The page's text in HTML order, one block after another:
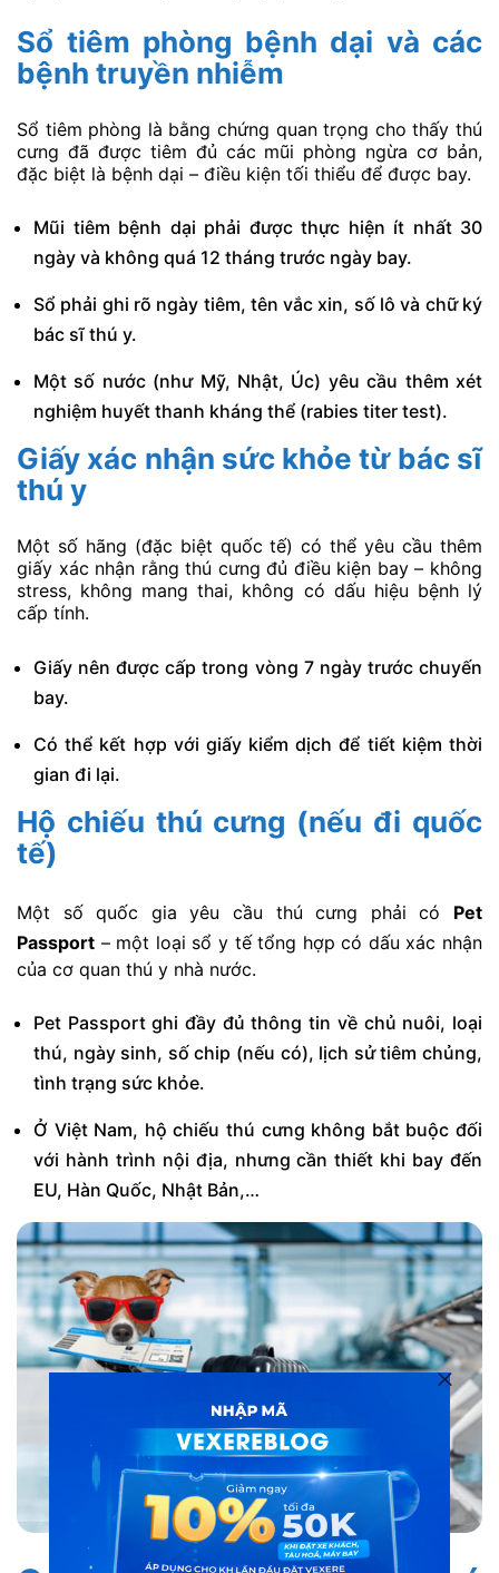
Sổ tiêm phòng bệnh dại và các
bệnh truyền nhiễm
Sổ tiêm phòng là bằng chứng quan trọng cho thấy thú
cưng đã được tiêm đủ các mũi phòng ngừa cơ bản,
đặc biệt là bệnh dại – điều kiện tối thiểu để được bay.
Mũi tiêm bệnh dại phải được thực hiện ít nhất 30
ngày và không quá 12 tháng trước ngày bay.
Sổ phải ghi rõ ngày tiêm, tên vắc xin, số lô và chữ ký
bác sĩ thú y.
Một số nước (như Mỹ, Nhật, Úc) yêu cầu thêm xét
nghiệm huyết thanh kháng thể (rabies titer test).
Giấy xác nhận sức khỏe từ bác sĩ
thú y
Một số hãng (đặc biệt quốc tế) có thể yêu cầu thêm
giấy xác nhận rằng thú cưng đủ điều kiện bay – không
stress, không mang thai, không có dấu hiệu bệnh lý
cấp tính.
Giấy nên được cấp trong vòng 7 ngày trước chuyến
bay.
Có thể kết hợp với giấy kiểm dịch để tiết kiệm thời
gian đi lại.
Hộ chiếu thú cưng (nếu đi quốc
tế)
Một số quốc gia yêu cầu thú cưng phải có Pet
Passport – một loại sổ y tế tổng hợp có dấu xác nhận
của cơ quan thú y nhà nước.
Pet Passport ghi đầy đủ thông tin về chủ nuôi, loại
thú, ngày sinh, số chip (nếu có), lịch sử tiêm chủng,
tình trạng sức khỏe.
Ở Việt Nam, hộ chiếu thú cưng không bắt buộc đối
với hành trình nội địa, nhưng cần thiết khi bay đến
EU, Hàn Quốc, Nhật Bản,…